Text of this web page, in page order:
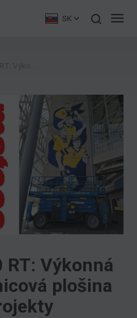
SK
RT: Výkonná
plošina